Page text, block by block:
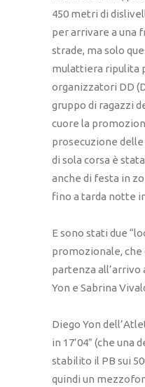
450 metri di
per arrivare a una
strade, ma solo
mulattiera ripulita
organizzatori DD
gruppo di ragazzi
cuore la
prosecuzione
di sola corsa è
anche di festa in
fino a tarda notte
E sono stati due
promozionale,
partenza all’arrivo
Yon e Sabrina
Diego Yon
in 17’04” (che una
stabilito il PB sui
quindi un